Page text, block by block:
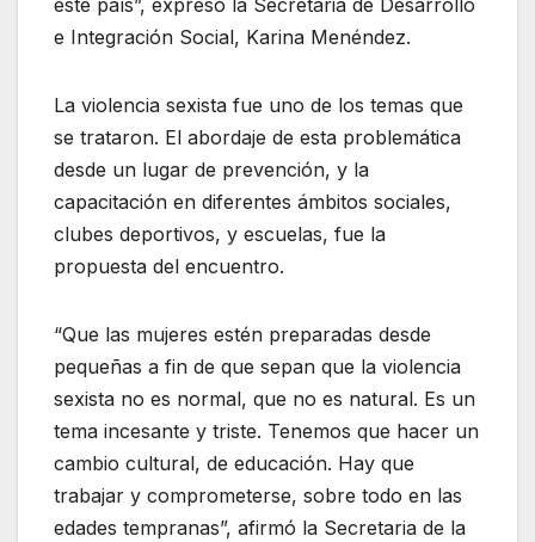
este país”, expresó la Secretaria de Desarrollo
e Integración Social, Karina Menéndez.
La violencia sexista fue uno de los temas que
se trataron. El abordaje de esta problemática
desde un lugar de prevención, y la
capacitación en diferentes ámbitos sociales,
clubes deportivos, y escuelas, fue la
propuesta del encuentro.
“Que las mujeres estén preparadas desde
pequeñas a fin de que sepan que la violencia
sexista no es normal, que no es natural. Es un
tema incesante y triste. Tenemos que hacer un
cambio cultural, de educación. Hay que
trabajar y comprometerse, sobre todo en las
edades tempranas”, afirmó la Secretaria de la